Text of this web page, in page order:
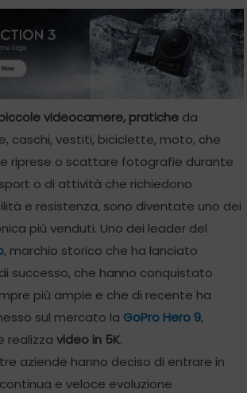
videocamere, pratiche da
caschi, vestiti, biciclette, moto, che
riprese o scattare fotografie durante
o di attività che richiedono
e resistenza, sono diventate uno dei
più venduti. Uno dei leader del
, marchio storico che ha lanciato
successo, che hanno conquistato
più ampie e che di recente ha
sul mercato la GoPro Hero 9,
realizzavideo in 5K.
aziende hanno deciso di entrare in
e veloce evoluzione